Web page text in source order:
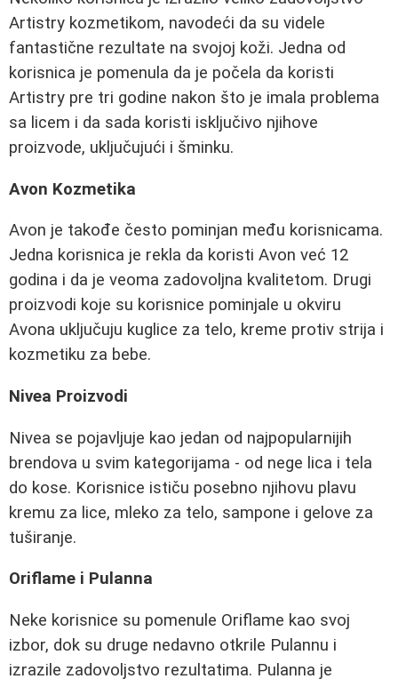
Artistry kozmetikom, navodeći da su videle
fantastične rezultate na svojoj koži. Jedna od
korisnica je pomenula da je počela da koristi
Artistry pre tri godine nakon što je imala problema
sa licem i da sada koristi isključivo njihove
proizvode, uključujući i šminku.
Avon Kozmetika
Avon je takođe često pominjan među korisnicama.
Jedna korisnica je rekla da koristi Avon već 12
godina i da je veoma zadovoljna kvalitetom. Drugi
proizvodi koje su korisnice pominjale u okviru
Avona uključuju kuglice za telo, kreme protiv strija i
kozmetiku za bebe.
Nivea Proizvodi
Nivea se pojavljuje kao jedan od najpopularnijih
brendova u svim kategorijama - od nege lica i tela
do kose. Korisnice ističu posebno njihovu plavu
kremu za lice, mleko za telo, sampone i gelove za
tuširanje.
Oriflame i Pulanna
Neke korisnice su pomenule Oriflame kao svoj
izbor, dok su druge nedavno otkrile Pulannu i
izrazile zadovoljstvo rezultatima. Pulanna je